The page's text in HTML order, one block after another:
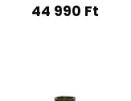
44 990 Ft